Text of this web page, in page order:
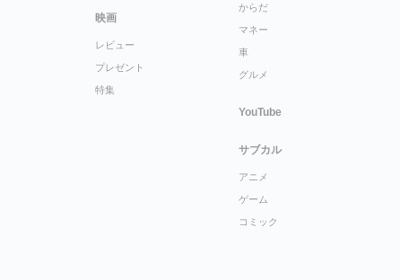
映画
レビュー
プレゼント
特集
からだ
マネー
車
グルメ
YouTube
サブカル
アニメ
ゲーム
コミック